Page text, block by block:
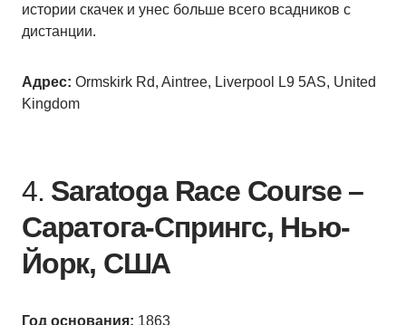
истории скачек и унес больше всего всадников с
дистанции.
Адрес: Ormskirk Rd, Aintree, Liverpool L9 5AS, United
Kingdom
4. Saratoga Race Course –
Саратога-Спрингс, Нью-
Йорк, США
Год основания: 1863